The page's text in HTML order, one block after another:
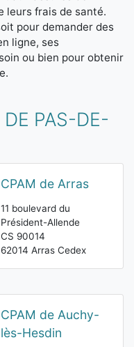
leurs frais de santé.
pour demander des
ligne, ses
ou bien pour obtenir
PAS-DE-
CPAM de Arras
11 boulevard du
Président-Allende
CS 90014
62014 Arras Cedex
CPAM de Auchy-
lès-Hesdin